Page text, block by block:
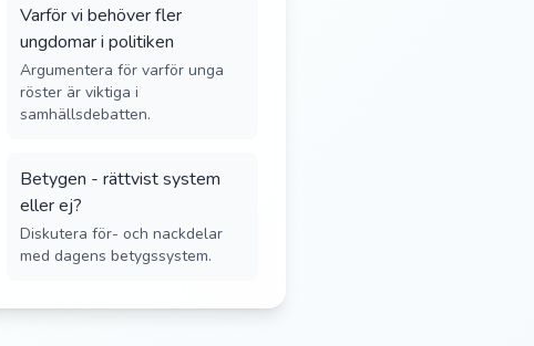
Varför vi behöver fler
ungdomar i politiken
Argumentera för varför unga
röster är viktiga i
samhällsdebatten.
Betygen - rättvist system
eller ej?
Diskutera för- och nackdelar
med dagens betygssystem.